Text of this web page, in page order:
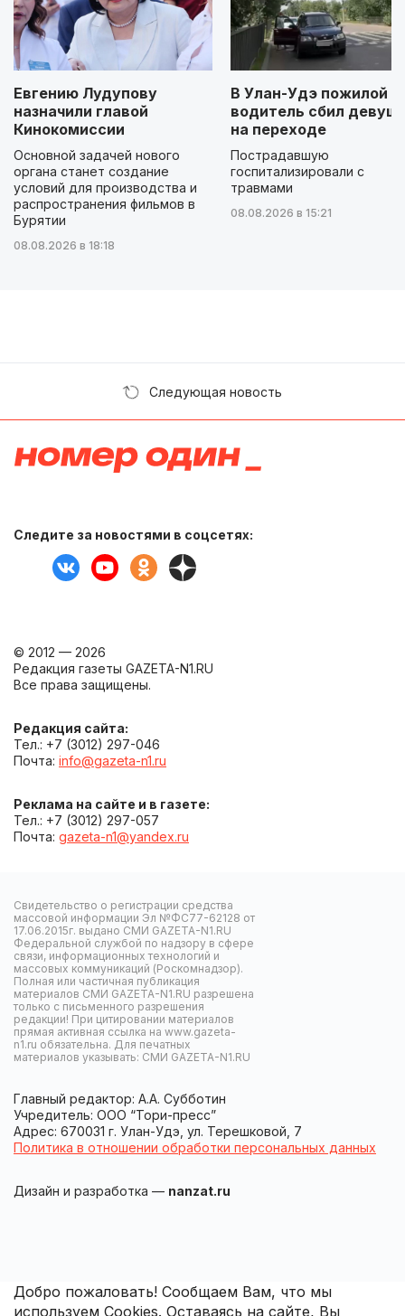
Евгению Лудупову
назначили главой
Кинокомиссии
Основной задачей нового
органа станет создание
условий для производства и
распространения фильмов в
Бурятии
08.08.2026 в 18:18
В Улан-Удэ пожилой
водитель сбил
на переходе
Пострадавшую
госпитализировали с
травмами
08.08.2026 в 15:21
Следующая новость
Следите за новостями в соцсетях:
© 2012 — 2026
Редакция газеты GAZETA-N1.RU
Все права защищены.
Редакция сайта:
Тел.: +7 (3012) 297-046
Почта: info@gazeta-n1.ru
Реклама на сайте и в газете:
Тел.: +7 (3012) 297-057
Почта: gazeta-n1@yandex.ru
Свидетельство о регистрации средства
массовой информации Эл №ФС77-62128 от
17.06.2015г. выдано СМИ GAZETA-N1.RU
Федеральной службой по надзору в сфере
связи, информационных технологий и
массовых коммуникаций (Роскомнадзор).
Полная или частичная публикация
материалов СМИ GAZETA-N1.RU разрешена
только с письменного разрешения
редакции! При цитировании материалов
прямая активная ссылка на www.gazeta-
n1.ru обязательна. Для печатных
материалов указывать: СМИ GAZETA-N1.RU
Главный редактор: А.А. Субботин
Учредитель: ООО “Тори-пресс”
Адрес: 670031 г. Улан-Удэ, ул. Терешковой, 7
Политика в отношении обработки персональных данных
Дизайн и разработка — nanzat.ru
Добро пожаловать! Сообщаем Вам, что мы
используем Cookies. Оставаясь на сайте, Вы